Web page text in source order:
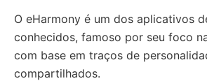
O eHarmony é um dos aplicativos
conhecidos, famoso por seu foco
com base em traços de
compartilhados.